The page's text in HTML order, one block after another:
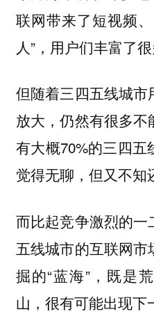
联网带来了短视频
人”，用户们丰富了很
但随着三四五线城
放大，仍然有很多不
有大概70%的三四
觉得无聊，但又不知
而比起竞争激烈的
五线城市的互联网
掘的“蓝海”，既是
山，很有可能出现下